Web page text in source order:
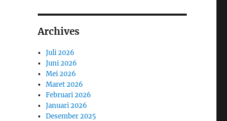
Archives
Juli 2026
Juni 2026
Mei 2026
Maret 2026
Februari 2026
Januari 2026
Desember 2025